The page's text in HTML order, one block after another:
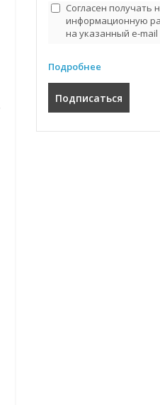
Согласен получать
информационную
на указанный e-mail
Подробнее